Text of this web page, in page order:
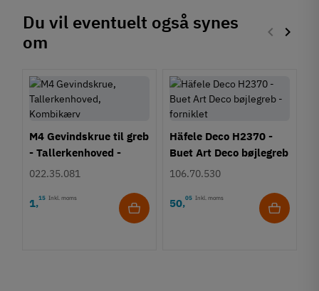
Du vil eventuelt også synes
om
Forrige
keyboard_arrow_left Næste
keyboard_arrow_right
M4 Gevindskrue til greb
- Tallerkenhoved -
Krydskærv
022.35.081
1,15 Inkl. moms
Häfele Deco H2370 -
Buet Art Deco bøjlegreb
- forniklet
106.70.530
50,05 Inkl. moms